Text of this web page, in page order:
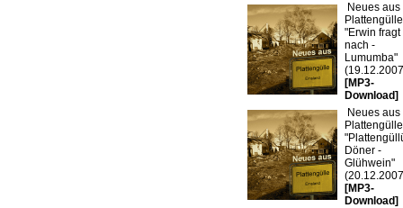
Neues aus
"Erwin fragt
nach -
Lumumba"
[MP3-
Download]
Neues aus
Döner -
Glühwein"
[MP3-
Download]